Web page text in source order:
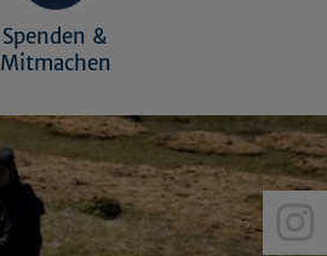
Spenden &
Mitmachen